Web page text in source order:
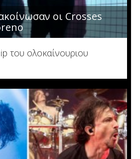
οι Crosses
του ολοκαίνουριου